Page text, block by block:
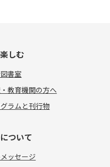
しむ
書室
教育機関の方へ
ラムと刊行物
ついて
ッセージ